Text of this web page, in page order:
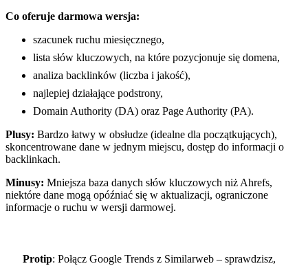
Co oferuje darmowa wersja:
szacunek ruchu miesięcznego,
lista słów kluczowych, na które pozycjonuje się domena,
analiza backlinków (liczba i jakość),
najlepiej działające podstrony,
Domain Authority (DA) oraz Page Authority (PA).
Plusy: Bardzo łatwy w obsłudze (idealne dla początkujących),
skoncentrowane dane w jednym miejscu, dostęp do informacji o
backlinkach.
Minusy: Mniejsza baza danych słów kluczowych niż Ahrefs,
niektóre dane mogą opóźniać się w aktualizacji, ograniczone
informacje o ruchu w wersji darmowej.
Protip: Połącz Google Trends z Similarweb – sprawdzisz,